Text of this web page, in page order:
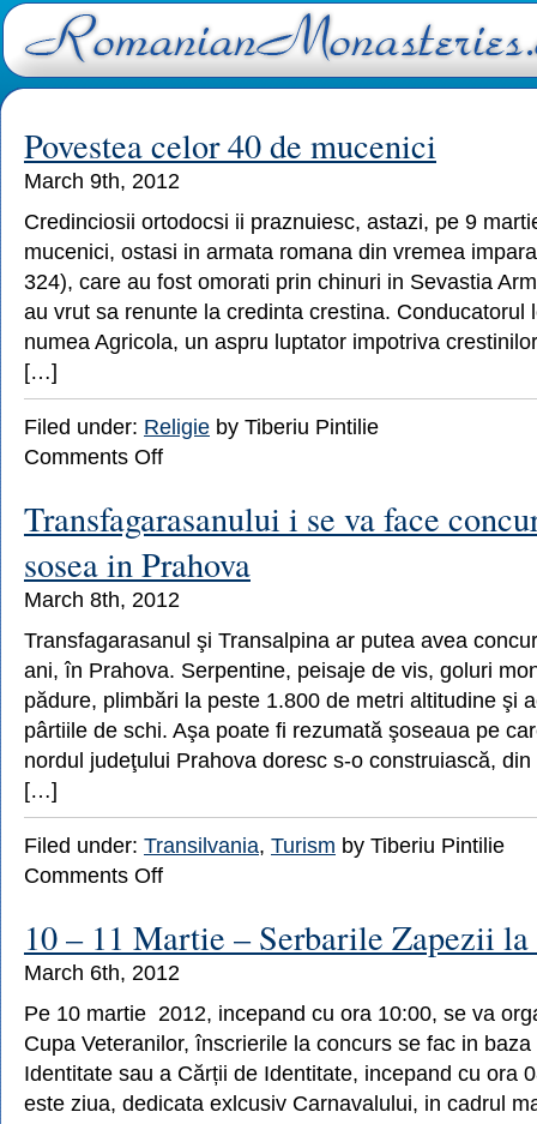
Povestea celor 40 de mucenici
March 9th, 2012
Credinciosii ortodocsi ii praznuiesc, astazi, pe 9
mucenici, ostasi in armata romana din vremea
324), care au fost omorati prin chinuri in Sevastia
au vrut sa renunte la credinta crestina. Conducatorul
numea Agricola, un aspru luptator impotriva
[…]
Filed under: Religie by Tiberiu Pintilie
Comments Offon
40
de
mucenici
Transfagarasanului i se va face
sosea in Prahova
March 8th, 2012
Transfagarasanul şi Transalpina ar putea avea
ani, în Prahova. Serpentine, peisaje de vis, goluri
pădure, plimbări la peste 1.800 de metri altitudine şi
pârtiile de schi. Aşa poate fi rezumată şoseaua pe
nordul judeţului Prahova doresc s-o construiască,
[…]
Filed under: Transilvania, Turism by Tiberiu Pintilie
Comments Offon
se
va
face
cu
o
sosea
in
Prahova
10 – 11 Martie – Serbarile Zapezii la
March 6th, 2012
Pe 10 martie 2012, incepand cu ora 10:00, se va
Cupa Veteranilor, înscrierile la concurs se fac in
Identitate sau a Cărții de Identitate, incepand cu ora
este ziua, dedicata exlcusiv Carnavalului, in cadrul